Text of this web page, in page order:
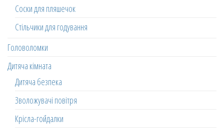
Соски для пляшечок
Стільчики для годування
Головоломки
Дитяча кімната
Дитяча безпека
Зволожувачі повітря
Крісла-гойдалки